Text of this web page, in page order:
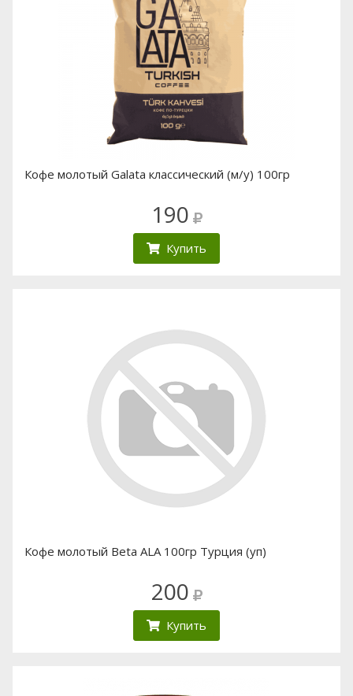
Кофе молотый Galata классический (м/у) 100гр
190
Купить
Кофе молотый Beta ALA 100гр Турция (уп)
200
Купить